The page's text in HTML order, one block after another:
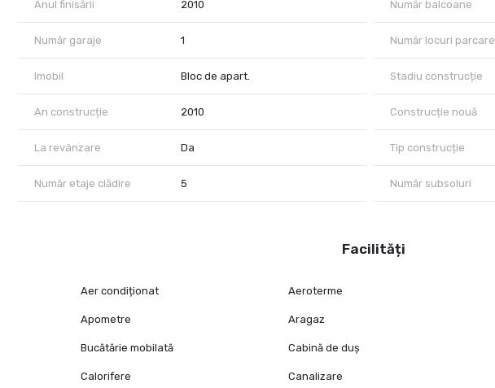
Anul finisării 2010 Număr balcoane
Număr garaje 1 Număr locuri parcare
Imobil Bloc de apart. Stadiu construcție
An construcție 2010 Construcție nouă
La revânzare Da Tip construcție
Număr etaje clădire 5 Număr subsoluri
Facilități
Aer condiționat Aeroterme
Apometre Aragaz
Bucătărie mobilată Cabină de duș
Calorifere Canalizare